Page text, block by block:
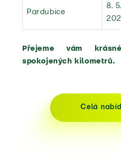
Pardubice
8. 5.
Přejeme vám
spokojených kilometrů.
Celá